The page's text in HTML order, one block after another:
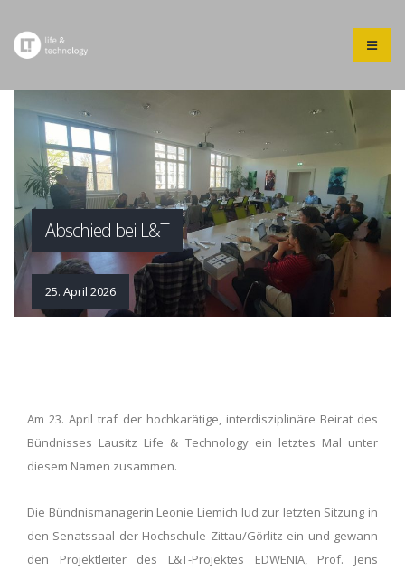
Abschied bei L&T
25. April 2026
Am 23. April traf der hochkarätige, interdisziplinäre Beirat des
Bündnisses Lausitz Life & Technology ein letztes Mal unter
diesem Namen zusammen.
Die Bündnismanagerin Leonie Liemich lud zur letzten Sitzung in
den Senatssaal der Hochschule Zittau/Görlitz ein und gewann
den Projektleiter des L&T-Projektes EDWENIA, Prof. Jens